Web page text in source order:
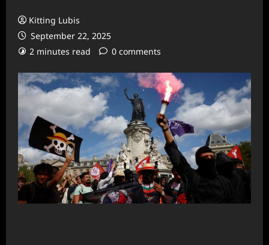
Kitting Lubis
September 22, 2025
2 minutes read
0 comments